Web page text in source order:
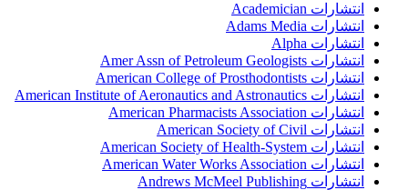
انتشارات Academician
انتشارات Adams Media
انتشارات Alpha
انتشارات Amer Assn of Petroleum Geologists
انتشارات American College of Prosthodontists
انتشارات American Institute of Aeronautics and Astronautics
انتشارات American Pharmacists Association
انتشارات American Society of Civil
انتشارات American Society of Health-System
انتشارات American Water Works Association
انتشارات Andrews McMeel Publishing